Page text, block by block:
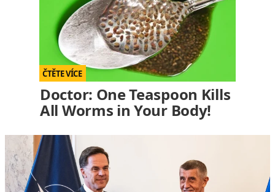
Doctor: One Teaspoon Kills
All Worms in Your Body!